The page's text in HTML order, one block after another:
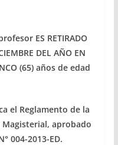
ES RETIRADO
DEL AÑO EN
(65) años de edad
el Reglamento de la
Magisterial, aprobado
004-2013-ED.